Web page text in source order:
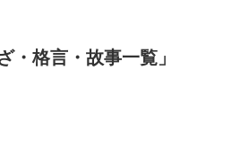
・格言・故事一覧」